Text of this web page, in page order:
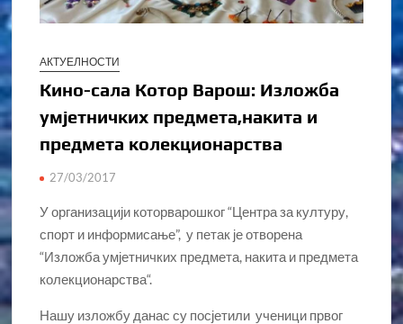
АКТУЕЛНОСТИ
Кино-сала Котор Варош: Изложба
умјетничких предмета,накита и
предмета колекционарства
27/03/2017
У организацији которварошког “Центра за културу,
спорт и информисање”, у петак је отворена
“Изложба умјетничких предмета, накита и предмета
колекционарства“.
Нашу изложбу данас су посјетили ученици првог